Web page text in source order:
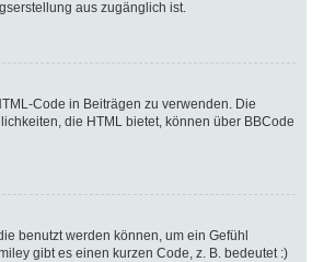
aus zugänglich ist.
Code in Beiträgen zu verwenden. Die
die HTML bietet, können über BBCode
benutzt werden können, um ein Gefühl
gibt es einen kurzen Code, z. B. bedeutet :)